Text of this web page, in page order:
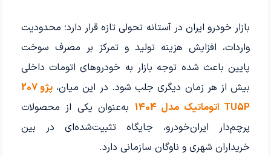
بازار خودرو ایران در آستانه تحولی تازه قرار دارد؛ محدودیت
واردات، افزایش هزینه تولید و تمرکز بر مصرف سوخت
پایین باعث شده توجه بازار به خودروهای اتومات داخلی
بیش از هر زمان دیگری جلب شود. در این میان،
پژو 207
TU5P اتوماتیک مدل 1404
به‌عنوان یکی از محصولات
پرچم‌دار ایران‌خودرو، جایگاه تثبیت‌شده‌ای در بین
خریداران شهری و ناوگان سازمانی دارد.